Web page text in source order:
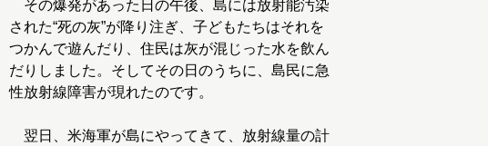
その爆発があった日の午後、島には放射能汚染
された“死の灰”が降り注ぎ、子どもたちはそれを
つかんで遊んだり、住民は灰が混じった水を飲ん
だりしました。そしてその日のうちに、島民に急
性放射線障害が現れたのです。
翌日、米海軍が島にやってきて、放射線量の計